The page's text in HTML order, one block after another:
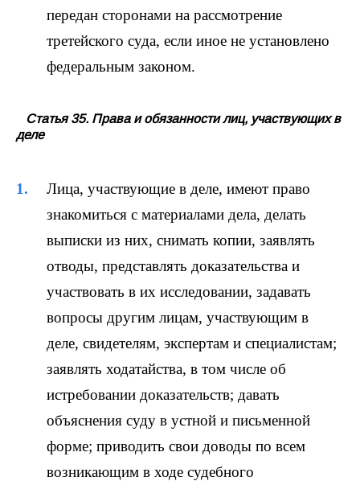
передан сторонами на рассмотрение
третейского суда, если иное не установлено
федеральным законом.
Статья 35. Права и обязанности лиц, участвующих в
деле
Лица, участвующие в деле, имеют право
знакомиться с материалами дела, делать
выписки из них, снимать копии, заявлять
отводы, представлять доказательства и
участвовать в их исследовании, задавать
вопросы другим лицам, участвующим в
деле, свидетелям, экспертам и специалистам;
заявлять ходатайства, в том числе об
истребовании доказательств; давать
объяснения суду в устной и письменной
форме; приводить свои доводы по всем
возникающим в ходе судебного